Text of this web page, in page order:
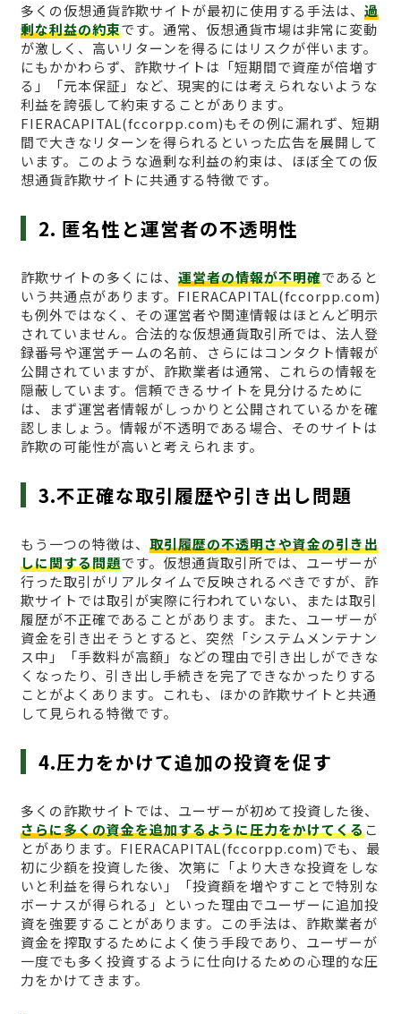
多くの仮想通貨詐欺サイトが最初に使用する手法は、 過
剰な利益の約束です。通常、仮想通貨市場は非常に変動
が激しく、高いリターンを得るにはリスクが伴います。
にもかかわらず、詐欺サイトは「短期間で資産が倍増す
る」「元本保証」など、現実的には考えられないような
利益を誇張して約束することがあります。
FIERACAPITAL(fccorpp.com)もその例に漏れず、短期
間で大きなリターンを得られるといった広告を展開して
います。このような過剰な利益の約束は、ほぼ全ての仮
想通貨詐欺サイトに共通する特徴です。
2. 匿名性と運営者の不透明性
詐欺サイトの多くには、 運営者の情報が不明確であると
いう共通点があります。FIERACAPITAL(fccorpp.com)
も例外ではなく、その運営者や関連情報はほとんど明示
されていません。合法的な仮想通貨取引所では、法人登
録番号や運営チームの名前、さらにはコンタクト情報が
公開されていますが、詐欺業者は通常、これらの情報を
隠蔽しています。信頼できるサイトを見分けるために
は、まず運営者情報がしっかりと公開されているかを確
認しましょう。情報が不透明である場合、そのサイトは
詐欺の可能性が高いと考えられます。
3.不正確な取引履歴や引き出し問題
もう一つの特徴は、 取引履歴の不透明さや資金の引き出
しに関する問題です。仮想通貨取引所では、ユーザーが
行った取引がリアルタイムで反映されるべきですが、詐
欺サイトでは取引が実際に行われていない、または取引
履歴が不正確であることがあります。また、ユーザーが
資金を引き出そうとすると、突然「システムメンテナン
ス中」「手数料が高額」などの理由で引き出しができな
くなったり、引き出し手続きを完了できなかったりする
ことがよくあります。これも、ほかの詐欺サイトと共通
して見られる特徴です。
4.圧力をかけて追加の投資を促す
多くの詐欺サイトでは、ユーザーが初めて投資した後、
さらに多くの資金を追加するように圧力をかけてくるこ
とがあります。FIERACAPITAL(fccorpp.com)でも、最
初に少額を投資した後、次第に「より大きな投資をしな
いと利益を得られない」「投資額を増やすことで特別な
ボーナスが得られる」といった理由でユーザーに追加投
資を強要することがあります。この手法は、詐欺業者が
資金を搾取するためによく使う手段であり、ユーザーが
一度でも多く投資するように仕向けるための心理的な圧
力をかけてきます。